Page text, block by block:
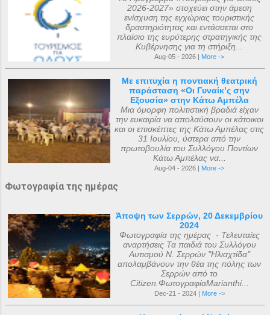
2026-2027» στοχεύει στην άμεση
ενίσχυση της εγχώριας τουριστικής
δραστηριότητας και εντάσσεται στο
πλαίσιο της ευρύτερης στρατηγικής της
Κυβέρνησης για τη στήριξη...
Aug-05 - 2026 | More ->
Με επιτυχία η ποντιακή θεατρική
παράσταση «Οι Γυναίκ’ς σην
Εξουσία» στην Κάτω Αμπέλα
Μια όμορφη πολιτιστική βραδιά είχαν
την ευκαιρία να απολαύσουν οι κάτοικοι
και οι επισκέπτες της Κάτω Αμπέλας στις
31 Ιουλίου, ύστερα από την
πρωτοβουλία του Συλλόγου Ποντίων
Κάτω Αμπέλας να...
Aug-04 - 2026 | More ->
Φωτογραφία της ημέρας
Άποψη των Σερρών, 20 Δεκεμβρίου
2024
Φωτογραφία της ημέρας - Τελευταίες
αναρτήσεις Τα παιδιά του Συλλόγου
Αυτισμού Ν. Σερρών "Ηλιαχτίδα"
απολαμβάνουν την θέα της πόλης των
Σερρών από το
Citizen.ΦωτογραφίαMarianthi...
Dec-21 - 2024 | More ->